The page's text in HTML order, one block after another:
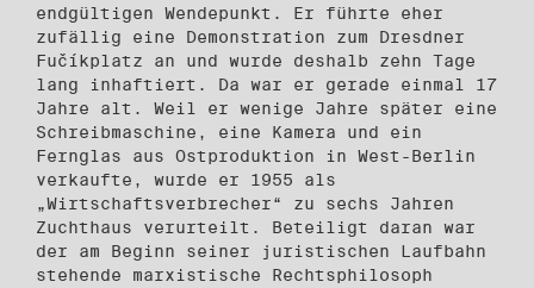
endgültigen Wendepunkt. Er führte eher
zufällig eine Demonstration zum Dresdner
Fučíkplatz an und wurde deshalb zehn Tage
lang inhaftiert. Da war er gerade einmal 17
Jahre alt. Weil er wenige Jahre später eine
Schreibmaschine, eine Kamera und ein
Fernglas aus Ostproduktion in West-Berlin
verkaufte, wurde er 1955 als
„Wirtschaftsverbrecher“ zu sechs Jahren
Zuchthaus verurteilt. Beteiligt daran war
der am Beginn seiner juristischen Laufbahn
stehende marxistische Rechtsphilosoph